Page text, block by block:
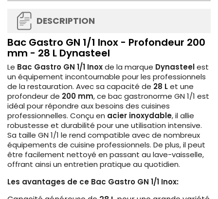
DESCRIPTION
Bac Gastro GN 1/1 Inox - Profondeur 200
mm - 28 L Dynasteel
Le Bac Gastro GN 1/1 Inoxde la marque Dynasteelest
un équipement incontournable pour les professionnels
de la restauration. Avec sa capacité de 28 Let une
profondeur de 200 mm, ce bac gastronorme GN 1/1 est
idéal pour répondre aux besoins des cuisines
professionnelles. Conçu en acier inoxydable, il allie
robustesse et durabilité pour une utilisation intensive.
Sa taille GN 1/1 le rend compatible avec de nombreux
équipements de cuisine professionnels. De plus, il peut
être facilement nettoyé en passant au lave-vaisselle,
offrant ainsi un entretien pratique au quotidien.
Les avantages de ce Bac Gastro GN 1/1 Inox: